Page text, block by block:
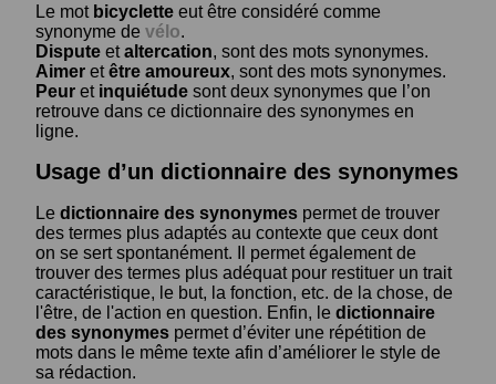
Le mot bicyclette eut être considéré comme
synonyme de vélo.
Dispute etaltercation, sont des mots synonymes.
Aimer etêtre amoureux, sont des mots synonymes.
Peur et inquiétude sont deux synonymes que l’on
retrouve dans ce dictionnaire des synonymes en
ligne.
Usage d’un dictionnaire des synonymes
Le dictionnaire des synonymes permet de trouver
des termes plus adaptés au contexte que ceux dont
on se sert spontanément. Il permet également de
trouver des termes plus adéquat pour restituer un trait
caractéristique, le but, la fonction, etc. de la chose, de
l'être, de l'action en question. Enfin, le dictionnaire
des synonymes permet d’éviter une répétition de
mots dans le même texte afin d’améliorer le style de
sa rédaction.